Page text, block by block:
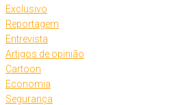
Exclusivo
Reportagem
Entrevista
Artigos de opinião
Cartoon
Economia
Segurança